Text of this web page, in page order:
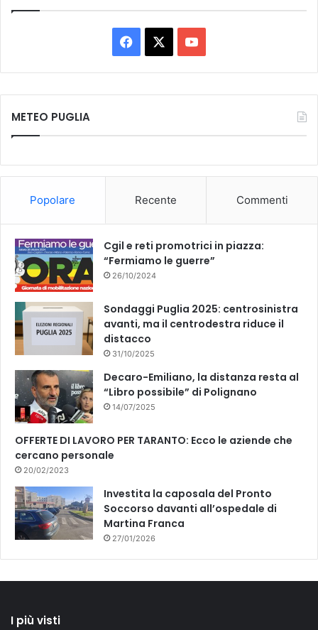
a
c
k
o
u
METEO PUGLIA
Popolare Recente Commenti
Cgil e reti promotrici in piazza:
“Fermiamo le guerre”
26/10/2024
Sondaggi Puglia 2025: centrosinistra
avanti, ma il centrodestra riduce il
distacco
31/10/2025
Decaro-Emiliano, la distanza resta al
“Libro possibile” di Polignano
14/07/2025
OFFERTE DI LAVORO PER TARANTO: Ecco le aziende che
cercano personale
20/02/2023
Investita la caposala del Pronto
Soccorso davanti all’ospedale di
Martina Franca
27/01/2026
I più visti